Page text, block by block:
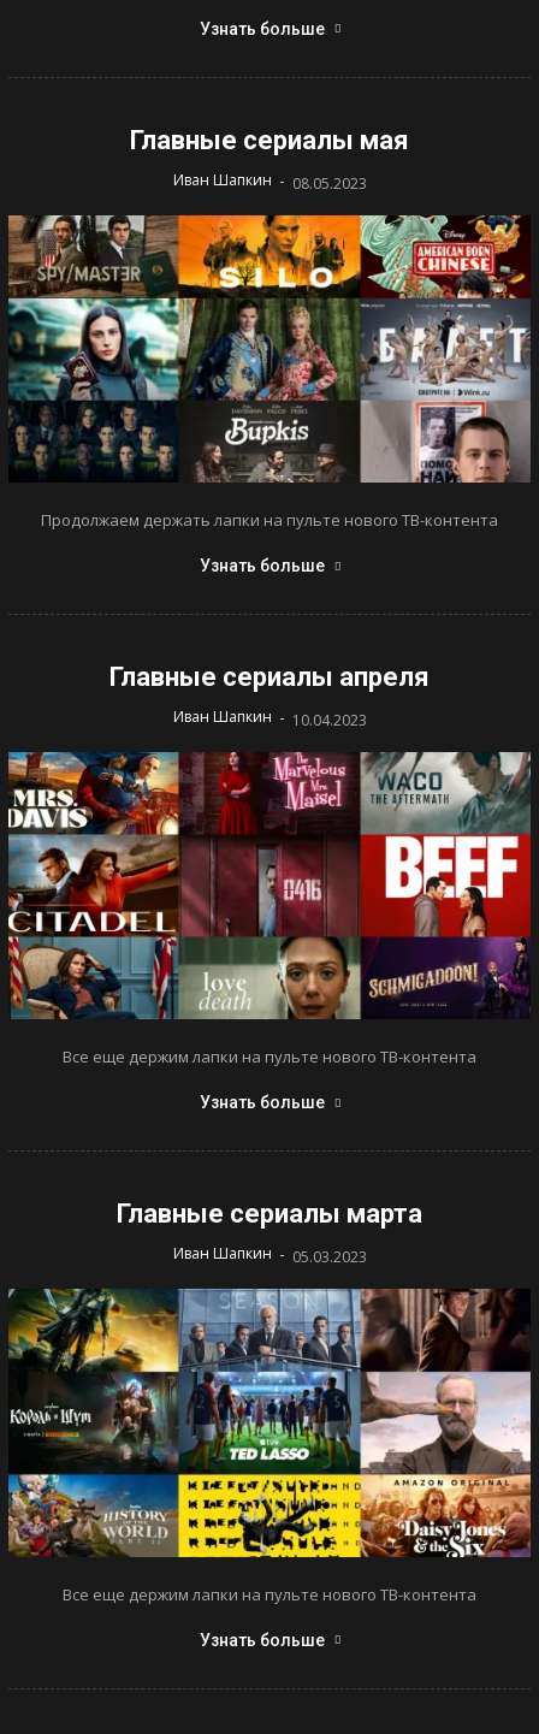
Узнать больше
Главные сериалы мая
Иван Шапкин - 08.05.2023
Продолжаем держать лапки на пульте нового ТВ-контента
Узнать больше
Главные сериалы апреля
Иван Шапкин - 10.04.2023
Все еще держим лапки на пульте нового ТВ-контента
Узнать больше
Главные сериалы марта
Иван Шапкин - 05.03.2023
Все еще держим лапки на пульте нового ТВ-контента
Узнать больше